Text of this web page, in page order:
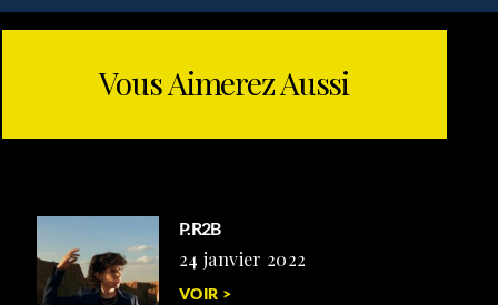
Vous Aimerez Aussi
P.R2B
24 janvier 2022
VOIR >